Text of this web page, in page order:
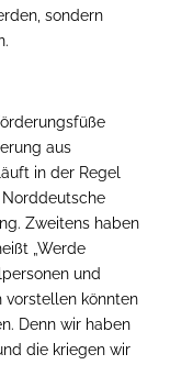
sondern
aus
in der Regel
Zweitens haben
„Werde
und
vorstellen könnten
Denn wir haben
die kriegen wir